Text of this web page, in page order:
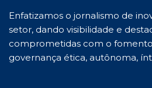
Enfatizamos o jornalismo de
setor, dando visibilidade e
comprometidas com o
governança ética, autônoma,